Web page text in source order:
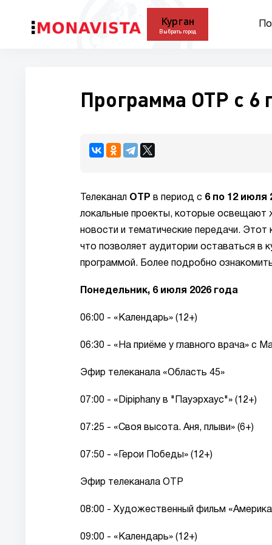
Курган
Выбрать город
Программа ОТР с 6
Телеканал ОТР в период с 6 по 12 июля
локальные проекты, которые освещают
новости и тематические передачи. Этот
что позволяет аудитории оставаться в
программой. Более подробно
Понедельник, 6 июля 2026 года
06:00 - «Календарь» (12+)
06:30 - «На приёме у главного врача» с
Эфир телеканала «Область 45»
07:00 - «Dipiphany в "Пауэрхаус"» (12+)
07:25 - «Своя высота. Аня, плыви» (6+)
07:50 - «Герои Победы» (12+)
Эфир телеканала ОТР
08:00 - Художественный фильм
09:00 - «Календарь» (12+)